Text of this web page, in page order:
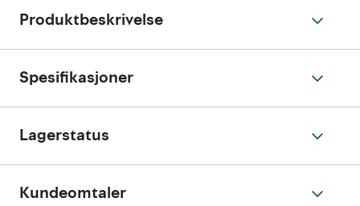
Produktbeskrivelse
Spesifikasjoner
Lagerstatus
Kundeomtaler